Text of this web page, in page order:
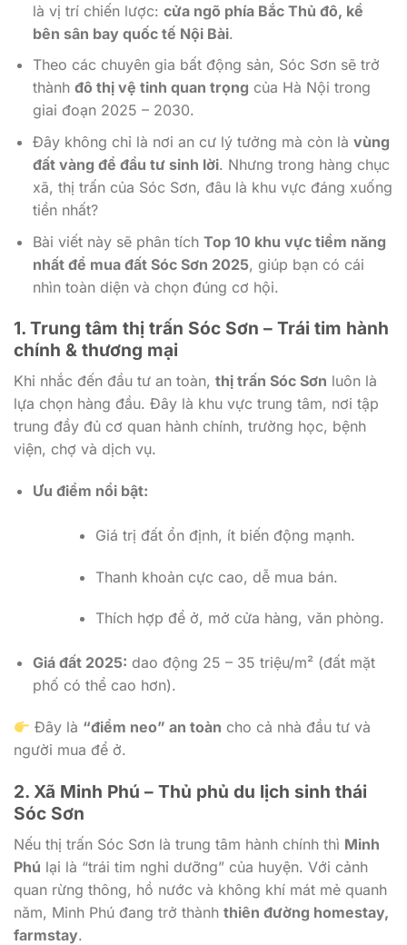
là vị trí chiến lược: cửa ngõ phía Bắc Thủ đô, kề
bên sân bay quốc tế Nội Bài.
Theo các chuyên gia bất động sản, Sóc Sơn sẽ trở
thành đô thị vệ tinh quan trọng của Hà Nội trong
giai đoạn 2025 – 2030.
Đây không chỉ là nơi an cư lý tưởng mà còn là vùng
đất vàng để đầu tư sinh lời. Nhưng trong hàng chục
xã, thị trấn của Sóc Sơn, đâu là khu vực đáng xuống
tiền nhất?
Bài viết này sẽ phân tích Top 10 khu vực tiềm năng
nhất để mua đất Sóc Sơn 2025, giúp bạn có cái
nhìn toàn diện và chọn đúng cơ hội.
1. Trung tâm thị trấn Sóc Sơn – Trái tim hành
chính & thương mại
Khi nhắc đến đầu tư an toàn, thị trấn Sóc Sơn luôn là
lựa chọn hàng đầu. Đây là khu vực trung tâm, nơi tập
trung đầy đủ cơ quan hành chính, trường học, bệnh
viện, chợ và dịch vụ.
Ưu điểm nổi bật:
Giá trị đất ổn định, ít biến động mạnh.
Thanh khoản cực cao, dễ mua bán.
Thích hợp để ở, mở cửa hàng, văn phòng.
Giá đất 2025: dao động 25 – 35 triệu/m² (đất mặt
phố có thể cao hơn).
Đây là “điểm neo” an toàn cho cả nhà đầu tư và
người mua để ở.
2. Xã Minh Phú – Thủ phủ du lịch sinh thái
Sóc Sơn
Nếu thị trấn Sóc Sơn là trung tâm hành chính thì Minh
Phú lại là “trái tim nghỉ dưỡng” của huyện. Với cảnh
quan rừng thông, hồ nước và không khí mát mẻ quanh
năm, Minh Phú đang trở thành thiên đường homestay,
farmstay.